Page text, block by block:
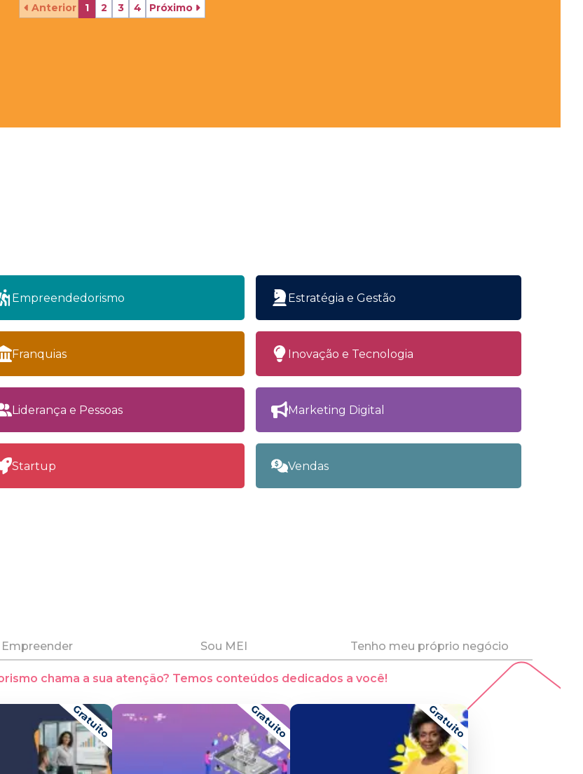
Anterior 1 2 3 4 Próximo
Empreendedorismo Estratégia e Gestão
Franquias Inovação e Tecnologia
Liderança e Pessoas Marketing Digital
Startup Vendas
Sou MEI Tenho meu próprio negócio
chama a sua atenção? Temos conteúdos dedicados a você!
Gratuito Gratuito Gratuito